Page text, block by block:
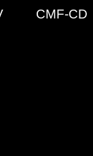
CMF-CD